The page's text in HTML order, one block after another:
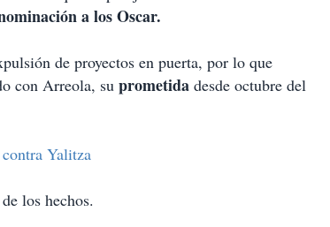
a los Oscar.
de proyectos en puerta, por lo que
con Arreola, su prometida desde octubre del
Yalitza
los hechos.